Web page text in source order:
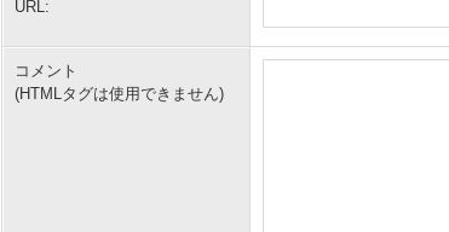
URL:
コメント
(HTMLタグは使用できません)